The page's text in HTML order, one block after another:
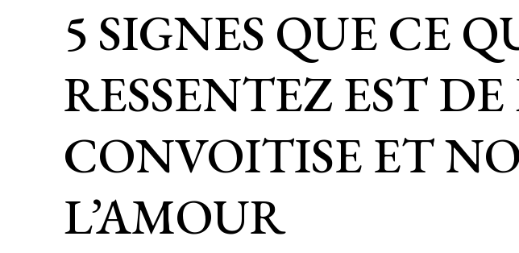
5 SIGNES QUE CE
RESSENTEZ EST
CONVOITISE ET
L’AMOUR